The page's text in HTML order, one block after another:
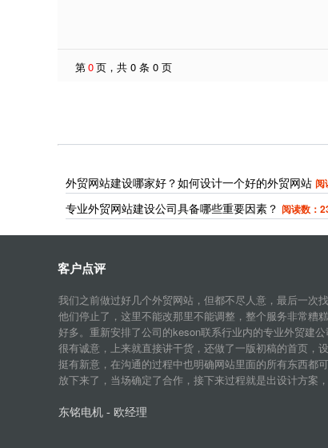
第0页，共 0 条 0 页
外贸网站建设哪家好？如何设计一个好的外贸网站 阅
专业外贸网站建设公司具备哪些重要因素？ 阅读数：
客户点评
我们之前做过好几个外贸网站，但都不尽人意，最后一次
他们停止了，这里不能改那里不能调整，整个服务非常糟
好多。重新安排了公司的keson联系行业内的专业外贸建
很有诚意，上来就直接讲干货，还做了一版初稿的首页，
挺有新意，在沟通的过程中也明确网站里面的所有东西都
放下来了，当场确定了合作，接下来过程就是出设计方案
东铭电机 - 欧经理